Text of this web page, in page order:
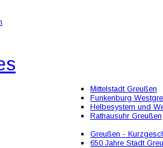
Mittelstadt Greußen
Funkenburg
Helbesystem und
Rathausuhr Greußen
Greußen -
650 Jahre Stadt